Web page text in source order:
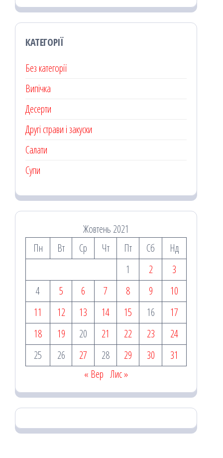
КАТЕГОРІЇ
Без категорії
Випічка
Десерти
Другі страви і закуски
Салати
Супи
Жовтень 2021
Пн
Вт Ср Чт Пт Сб
Нд
1
2
3
4
5 6 7 8 9
10
11
12 13 14 15 16
17
18
19 20 21 22 23
24
25
26 27 28 29 30
31
« Вер Лис »